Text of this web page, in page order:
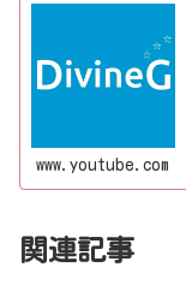
www.youtube.com
関連記事